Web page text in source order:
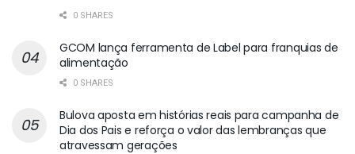
0 SHARES
GCOM lança ferramenta de Label para franquias de
alimentação
0 SHARES
Bulova aposta em histórias reais para campanha de
Dia dos Pais e reforça o valor das lembranças que
atravessam gerações